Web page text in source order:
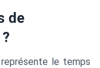
de
le temps